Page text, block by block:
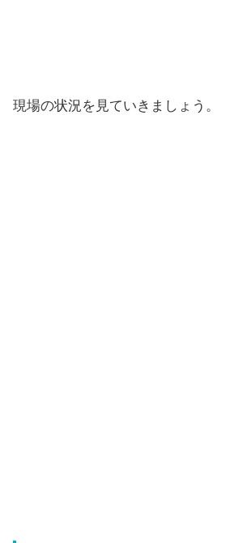
現場の状況を見ていきましょう。